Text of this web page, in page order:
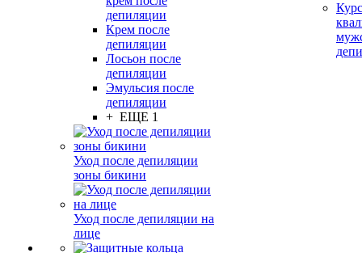
депиляции
Крем после
депиляции
Лосьон после
депиляции
Эмульсия после
депиляции
+ ЕЩЕ 1
Уход после депиляции
зоны бикини
Уход после депиляции на
лице